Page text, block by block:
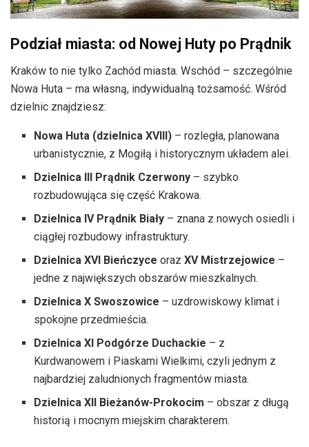
Podział miasta: od Nowej Huty po Prądnik
Kraków to nie tylko Zachód miasta. Wschód – szczególnie
Nowa Huta – ma własną, indywidualną tożsamość. Wśród
dzielnic znajdziesz:
Nowa Huta (dzielnica XVIII) – rozległa, planowana
urbanistycznie, z Mogiłą i historycznym układem alei.
Dzielnica III Prądnik Czerwony – szybko
rozbudowująca się część Krakowa.
Dzielnica IV Prądnik Biały – znana z nowych osiedli i
ciągłej rozbudowy infrastruktury.
Dzielnica XVI Bieńczyce orazXV Mistrzejowice –
jedne z największych obszarów mieszkalnych.
Dzielnica X Swoszowice – uzdrowiskowy klimat i
spokojne przedmieścia.
Dzielnica XI Podgórze Duchackie – z
Kurdwanowem i Piaskami Wielkimi, czyli jednym z
najbardziej zaludnionych fragmentów miasta.
Dzielnica XII Bieżanów-Prokocim – obszar z długą
historią i mocnym miejskim charakterem.